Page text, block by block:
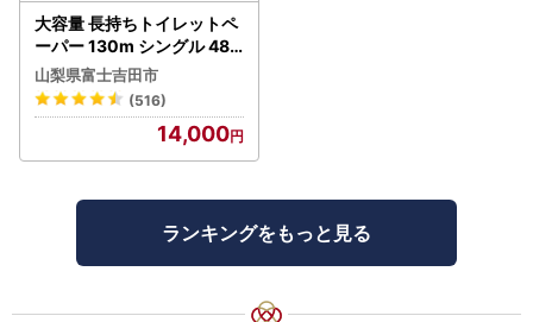
大容量 長持ちトイレットペ
ーパー 130m シングル 48R
芯なし 3倍巻 トイレット
山梨県富士吉田市
(516)
14,000
ランキングをもっと見る